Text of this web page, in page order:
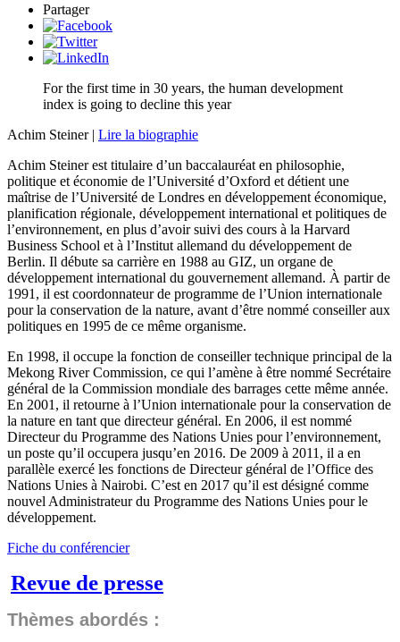
Partager
For the first time in 30 years, the human development
index is going to decline this year
Achim Steiner | Lire la biographie
Achim Steiner est titulaire d’un baccalauréat en philosophie,
politique et économie de l’Université d’Oxford et détient une
maîtrise de l’Université de Londres en développement économique,
planification régionale, développement international et politiques de
l’environnement, en plus d’avoir suivi des cours à la Harvard
Business School et à l’Institut allemand du développement de
Berlin. Il débute sa carrière en 1988 au GIZ, un organe de
développement international du gouvernement allemand. À partir de
1991, il est coordonnateur de programme de l’Union internationale
pour la conservation de la nature, avant d’être nommé conseiller aux
politiques en 1995 de ce même organisme.
En 1998, il occupe la fonction de conseiller technique principal de la
Mekong River Commission, ce qui l’amène à être nommé Secrétaire
général de la Commission mondiale des barrages cette même année.
En 2001, il retourne à l’Union internationale pour la conservation de
la nature en tant que directeur général. En 2006, il est nommé
Directeur du Programme des Nations Unies pour l’environnement,
un poste qu’il occupera jusqu’en 2016. De 2009 à 2011, il a en
parallèle exercé les fonctions de Directeur général de l’Office des
Nations Unies à Nairobi. C’est en 2017 qu’il est désigné comme
nouvel Administrateur du Programme des Nations Unies pour le
développement.
Fiche du conférencier
Revue de presse
Thèmes abordés :